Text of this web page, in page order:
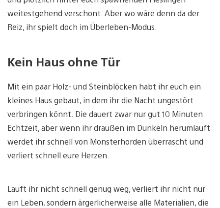
weitestgehend verschont. Aber wo wäre denn da der
Reiz, ihr spielt doch im Überleben-Modus.
Kein Haus ohne Tür
Mit ein paar Holz- und Steinblöcken habt ihr euch ein
kleines Haus gebaut, in dem ihr die Nacht ungestört
verbringen könnt. Die dauert zwar nur gut 10 Minuten
Echtzeit, aber wenn ihr draußen im Dunkeln herumlauft
werdet ihr schnell von Monsterhorden überrascht und
verliert schnell eure Herzen.
Lauft ihr nicht schnell genug weg, verliert ihr nicht nur
ein Leben, sondern ärgerlicherweise alle Materialien, die